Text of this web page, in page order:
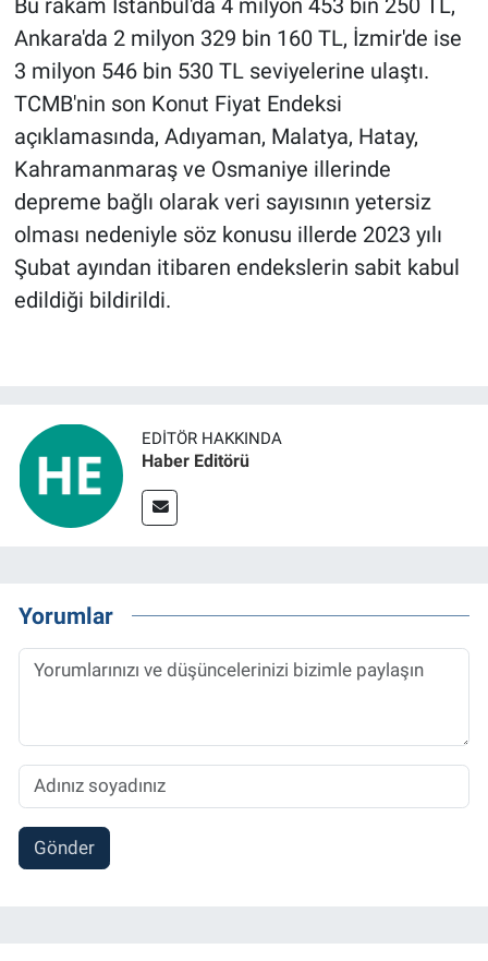
Bu rakam İstanbul'da 4 milyon 453 bin 250 TL,
Ankara'da 2 milyon 329 bin 160 TL, İzmir'de ise
3 milyon 546 bin 530 TL seviyelerine ulaştı.
TCMB'nin son Konut Fiyat Endeksi
açıklamasında, Adıyaman, Malatya, Hatay,
Kahramanmaraş ve Osmaniye illerinde
depreme bağlı olarak veri sayısının yetersiz
olması nedeniyle söz konusu illerde 2023 yılı
Şubat ayından itibaren endekslerin sabit kabul
edildiği bildirildi.
EDITÖR HAKKINDA
Haber Editörü
Yorumlar
Gönder